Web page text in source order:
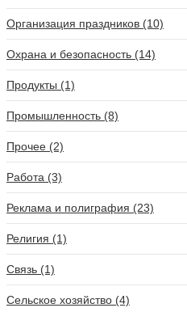
Организация праздников (10)
Охрана и безопасность (14)
Продукты (1)
Промышленность (8)
Прочее (2)
Работа (3)
Реклама и полиграфия (23)
Религия (1)
Связь (1)
Сельское хозяйство (4)